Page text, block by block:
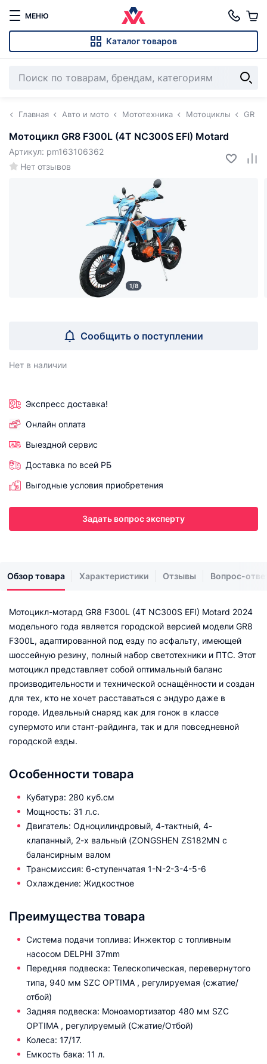
МЕНЮ
Каталог товаров
Главная Авто и мото Мототехника Мотоциклы GR
Мотоцикл GR8 F300L (4T NC300S EFI) Motard
Нет отзывов
Артикул: pm163106362
1/8
Сообщить о поступлении
Нет в наличии
Экспресс доставка!
Онлайн оплата
Выездной сервис
Доставка по всей РБ
Выгодные условия приобретения
Задать вопрос эксперту
Обзор товара Характеристики Отзывы Вопрос-
Мотоцикл-мотард GR8 F300L (4T NC300S EFI) Motard 2024
модельного года является городской версией модели GR8
F300L, адаптированной под езду по асфальту, имеющей
шоссейную резину, полный набор светотехники и ПТС. Этот
мотоцикл представляет собой оптимальный баланс
производительности и технической оснащённости и создан
для тех, кто не хочет расставаться с эндуро даже в
городе. Идеальный снаряд как для гонок в классе
супермото или стант-райдинга, так и для повседневной
городской езды.
Особенности товара
Кубатура: 280 куб.см
Мощность: 31 л.с.
Двигатель: Одноцилиндровый, 4-тактный, 4-
клапанный, 2-х вальный (ZONGSHEN ZS182MN с
балансирным валом
Трансмиссия: 6-ступенчатая 1-N-2-3-4-5-6
Охлаждение: Жидкостное
Преимущества товара
Система подачи топлива: Инжектор с топливным
насосом DELPHI 37mm
Передняя подвеска: Телескопическая, перевернутого
типа, 940 мм SZC OPTIMA , регулируемая (сжатие/
отбой)
Задняя подвеска: Моноамортизатор 480 мм SZC
OPTIMA , регулируемый (Сжатие/Отбой)
Колеса: 17/17.
Емкость бака: 11 л.